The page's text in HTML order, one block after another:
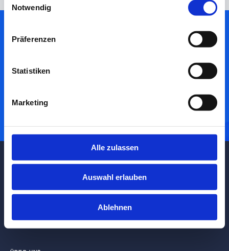
Notwendig
Präferenzen
Statistiken
Marketing
Alle zulassen
Auswahl erlauben
Ablehnen
Dürfen wir Ihnen weiterhelfen?
Wenden Sie sich bei Fragen gerne jederzeit an uns
Mehrwert durch unabhängige Fondsanalyse
Seidlstr. 26, 80335 München
Fax +49 (89) 24 41 802 49
research@fondsconsult.de